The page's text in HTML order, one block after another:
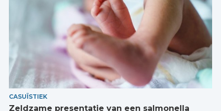
CASUÏSTIEK
Zeldzame presentatie van een salmonella